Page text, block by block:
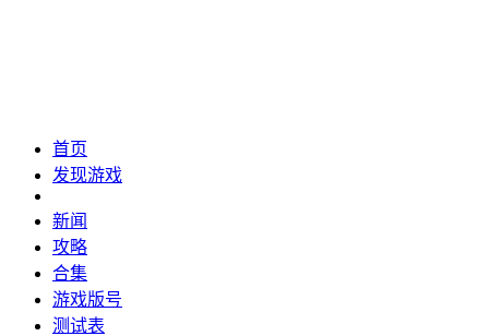
首页
发现游戏
新闻
攻略
合集
游戏版号
测试表